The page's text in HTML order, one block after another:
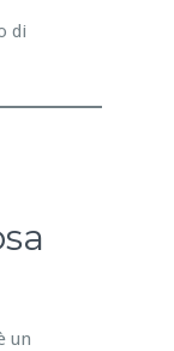
di
un